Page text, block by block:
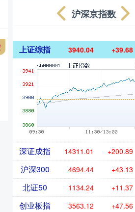
沪深京指数
上证综指 3940.04 +39.68
深证成指 14311.01 +200.89
沪深300 4694.44 +43.13
北证50 1134.24 +11.37
创业板指 3563.12 +47.56